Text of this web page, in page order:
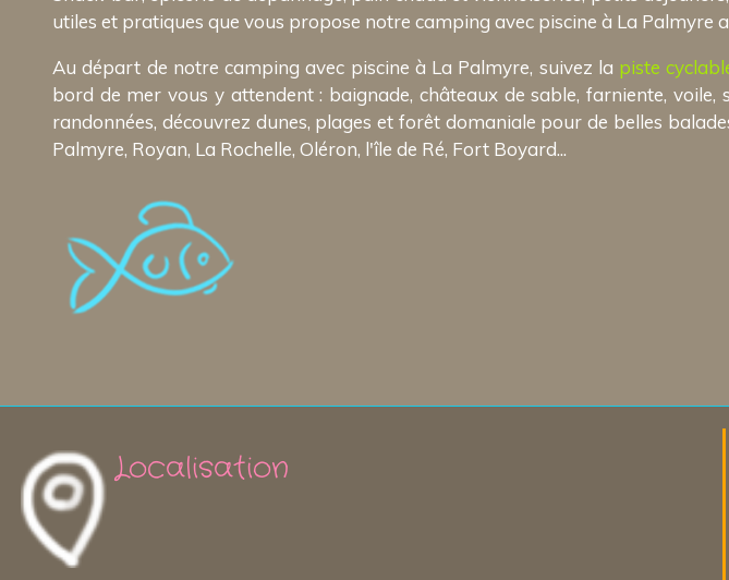
utiles et pratiques que vous propose notre camping avec piscine à La Palmyre
Au départ de notre camping avec piscine à La Palmyre, suivez la piste
bord de mer vous y attendent : baignade, châteaux de sable, farniente,
randonnées, découvrez dunes, plages et forêt domaniale pour de belles
Palmyre, Royan, La Rochelle, Oléron, l'île de Ré, Fort Boyard...
Localisation